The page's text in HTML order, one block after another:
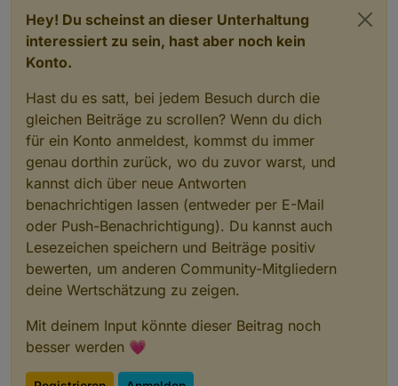
Hey! Du scheinst an dieser Unterhaltung
interessiert zu sein, hast aber noch kein
Konto.
Hast du es satt, bei jedem Besuch durch die
gleichen Beiträge zu scrollen? Wenn du dich
für ein Konto anmeldest, kommst du immer
genau dorthin zurück, wo du zuvor warst, und
kannst dich über neue Antworten
benachrichtigen lassen (entweder per E-Mail
oder Push-Benachrichtigung). Du kannst auch
Lesezeichen speichern und Beiträge positiv
bewerten, um anderen Community-Mitgliedern
deine Wertschätzung zu zeigen.
Mit deinem Input könnte dieser Beitrag noch
besser werden 💗